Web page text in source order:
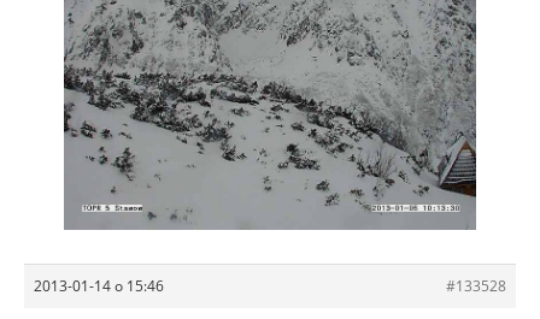
2013-01-14 o 15:46 #133528